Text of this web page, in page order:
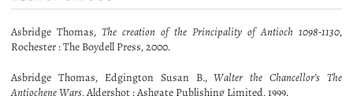
Asbridge Thomas, The creation of the Principality of Antioch 1098-1130,
Rochester : The Boydell Press, 2000.
Asbridge Thomas, Edgington Susan B.,Walter the Chancellor’s The
Antiochene Wars, Aldershot : Ashgate Publishing Limited, 1999.